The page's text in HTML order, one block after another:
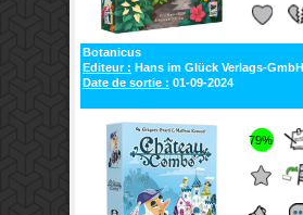
Botanicus
Editeur : Hans im Glück Verlags-GmbH
Date de sortie : 01-09-2024
79%